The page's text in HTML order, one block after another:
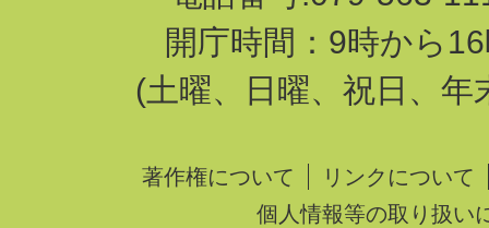
開庁時間：9時から
(土曜、日曜、祝日、年
著作権について
リンクについて
個人情報等の取り扱い